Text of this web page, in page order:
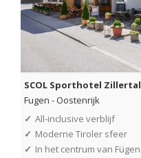
SCOL Sporthotel Zillertal
Fugen -Oostenrijk
✓ All-inclusive verblijf
✓ Moderne Tiroler sfeer
✓ In het centrum van Fügen